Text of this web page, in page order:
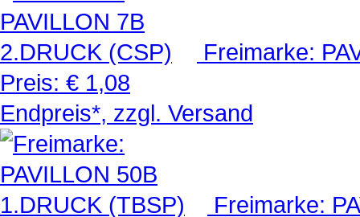
Freimarke:
Preis: € 1,08
Endpreis*, zzgl. Versand
Freimarke: